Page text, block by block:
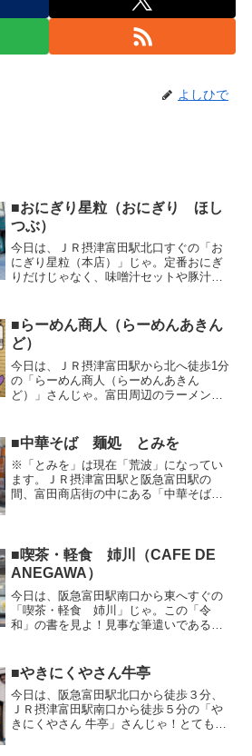
よしひで
■おにぎり星粒（おにぎり ほし
つぶ）
今日は、ＪＲ摂津富田駅北口すぐの「お
にぎり星粒（本店）」じゃ。定番おにぎ
りだけじゃなく、味噌汁セットや豚汁セ
美味しそうじゃのう。おにぎりが恋しく
なったらここじゃ。
■らーめん商人（らーめんあきん
ど）
今日は、ＪＲ摂津富田駅から北へ徒歩1分
の「らーめん商人（らーめんあきん
ど）」さんじゃ。富田周辺のラーメン店
入店できた。店の前に掲示されたメニュ
ーじゃ。店内のメニューは移...
■中華そば 麺処 とみを
※「とみを」は現在「荒波」になってい
ます。ＪＲ摂津富田駅と阪急富田駅の
間、富田商店街の中にある「中華そば
チャーシューメン（１０００...
■喫茶・軽食 姉川（CAFE DE
ANEGAWA）
今日は、阪急富田駅南口から東へすぐの
「喫茶・軽食 姉川」じゃ。この「令
和」の書を見よ！見事な筆遣いである。
うのじゃが、この「令和」の書が、禅の
警策の一打のように、意識を...
■やきにくやさん牛亭
今日は、阪急富田駅北口から徒歩３分、
ＪＲ摂津富田駅南口から徒歩５分の「や
きにくやさん 牛亭」さんじゃ！とても家